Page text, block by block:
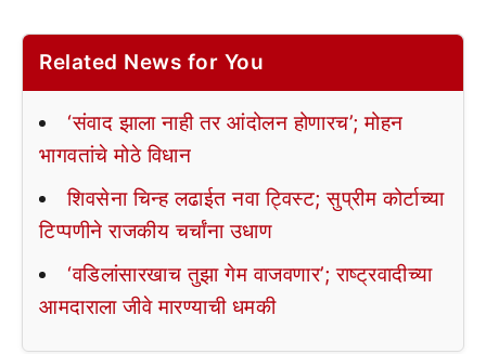
Related News for You
‘संवाद झाला नाही तर आंदोलन होणारच’; मोहन
भागवतांचे मोठे विधान
शिवसेना चिन्ह लढाईत नवा ट्विस्ट; सुप्रीम कोर्टाच्या
टिप्पणीने राजकीय चर्चांना उधाण
‘वडिलांसारखाच तुझा गेम वाजवणार’; राष्ट्रवादीच्या
आमदाराला जीवे मारण्याची धमकी